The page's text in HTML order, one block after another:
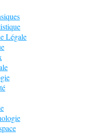
Légale